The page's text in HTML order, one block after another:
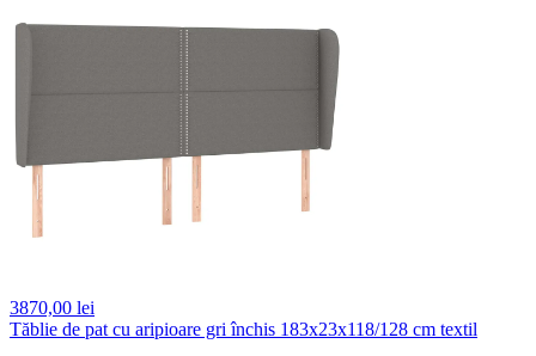
3870,00 lei
Tăblie de pat cu aripioare gri închis 183x23x118/128 cm textil